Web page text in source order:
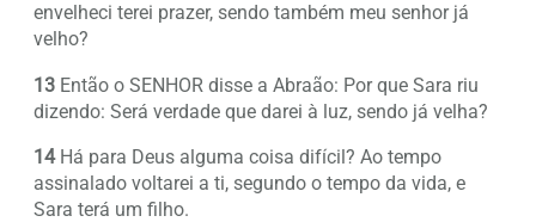
envelheci terei prazer, sendo também meu senhor já
velho?
13 Então o SENHOR disse a Abraão: Por que Sara riu
dizendo: Será verdade que darei à luz, sendo já velha?
14Há para Deus alguma coisa difícil? Ao tempo
assinalado voltarei a ti, segundo o tempo da vida, e
Sara terá um filho.